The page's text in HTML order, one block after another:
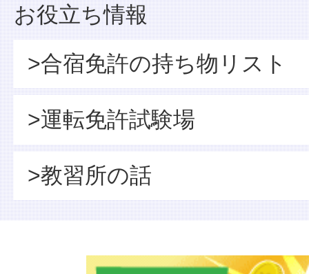
お役立ち情報
>合宿免許の持ち物リスト
>運転免許試験場
>教習所の話